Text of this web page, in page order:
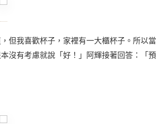
但我喜歡杯子，家裡有一大櫃杯子。所以當
沒有考慮就說「好！」阿輝接著回答：「預